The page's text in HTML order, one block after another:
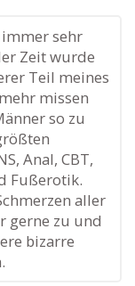
sehr
Zeit wurde
Teil meines
missen
so zu
Anal, CBT,
Fußerotik.
aller
gerne zu und
bizarre